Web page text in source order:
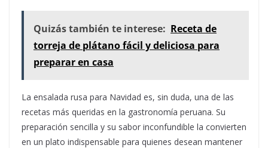
Quizás también te interese: Receta de
torreja de plátano fácil y deliciosa para
preparar en casa
La ensalada rusa para Navidad es, sin duda, una de las
recetas más queridas en la gastronomía peruana. Su
preparación sencilla y su sabor inconfundible la convierten
en un plato indispensable para quienes desean mantener